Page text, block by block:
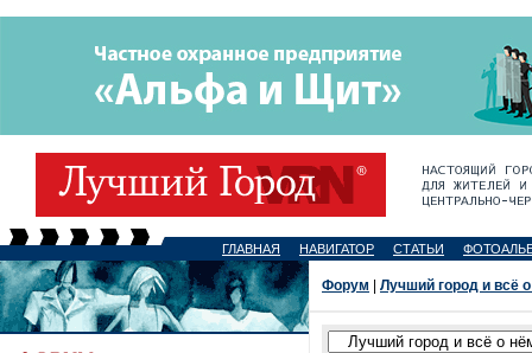
ГЛАВНАЯ НАВИГАТОР СТАТЬИ
Форум Лучший город и всё